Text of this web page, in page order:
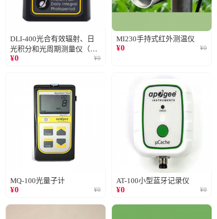
DLI-400光合有效辐射、日
光积分和光周期测量仪（仅
阳光）
¥0 ¥0
MI230手持式红外测温仪
¥0 ¥0
MQ-100光量子计
¥0 ¥0
AT-100小型蓝牙记录仪
¥0 ¥0